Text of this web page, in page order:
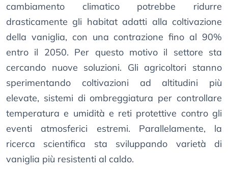
cambiamento climatico potrebbe ridurre
drasticamente gli habitat adatti alla coltivazione
della vaniglia, con una contrazione fino al 90%
entro il 2050. Per questo motivo il settore sta
cercando nuove soluzioni. Gli agricoltori stanno
sperimentando coltivazioni ad altitudini più
elevate, sistemi di ombreggiatura per controllare
temperatura e umidità e reti protettive contro gli
eventi atmosferici estremi. Parallelamente, la
ricerca scientifica sta sviluppando varietà di
vaniglia più resistenti al caldo.